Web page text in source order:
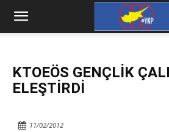
KTOEÖS GENÇLİK
ELEŞTİRDİ
11/02/2012